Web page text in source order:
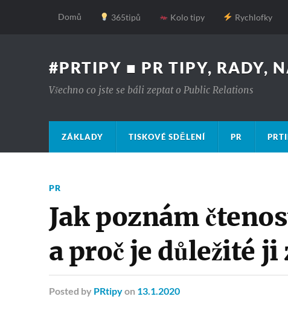
Domů 365tipů Kolo tipy Rychlofky
#PRTIPY ■ PR TIPY, RADY,
Všechno co jste se báli zeptat o Public Relations
ZÁKLADY TISKOVÉ SDĚLENÍ PR
PR
Jak poznám
a proč je důležité
Posted by PRtipyon 13.1.2020